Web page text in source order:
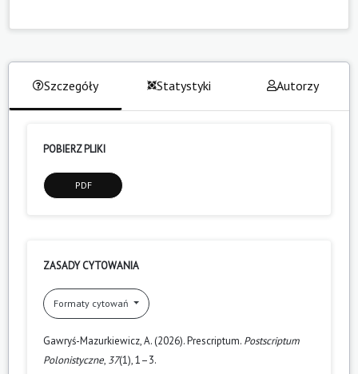
Szczegóły Statystyki Autorzy
POBIERZ PLIKI
PDF
ZASADY CYTOWANIA
Formaty cytowań
Gawryś-Mazurkiewicz, A. (2026). Prescriptum. Postscriptum
Polonistyczne, 37(1), 1–3.